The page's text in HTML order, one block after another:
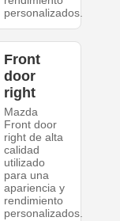
personalizados.
Front
door
right
Mazda
Front door
right de alta
calidad
utilizado
para una
apariencia y
rendimiento
personalizados.